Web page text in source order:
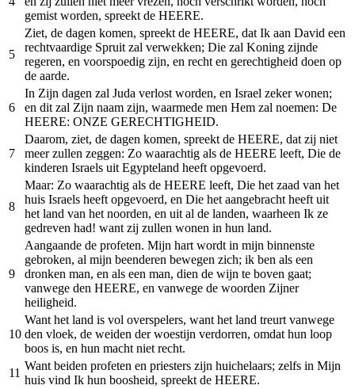
gemist worden, spreekt de HEERE.
5
Ziet, de dagen komen, spreekt de HEERE, dat Ik aan David een
rechtvaardige Spruit zal verwekken; Die zal Koning zijnde
regeren, en voorspoedig zijn, en recht en gerechtigheid doen op
de aarde.
6
In Zijn dagen zal Juda verlost worden, en Israel zeker wonen;
en dit zal Zijn naam zijn, waarmede men Hem zal noemen: De
HEERE: ONZE GERECHTIGHEID.
7
Daarom, ziet, de dagen komen, spreekt de HEERE, dat zij niet
meer zullen zeggen: Zo waarachtig als de HEERE leeft, Die de
kinderen Israels uit Egypteland heeft opgevoerd.
8
Maar: Zo waarachtig als de HEERE leeft, Die het zaad van het
huis Israels heeft opgevoerd, en Die het aangebracht heeft uit
het land van het noorden, en uit al de landen, waarheen Ik ze
gedreven had! want zij zullen wonen in hun land.
9
Aangaande de profeten. Mijn hart wordt in mijn binnenste
gebroken, al mijn beenderen bewegen zich; ik ben als een
dronken man, en als een man, dien de wijn te boven gaat;
vanwege den HEERE, en vanwege de woorden Zijner
heiligheid.
10
Want het land is vol overspelers, want het land treurt vanwege
den vloek, de weiden der woestijn verdorren, omdat hun loop
boos is, en hun macht niet recht.
11
Want beiden profeten en priesters zijn huichelaars; zelfs in Mijn
huis vind Ik hun boosheid, spreekt de HEERE.